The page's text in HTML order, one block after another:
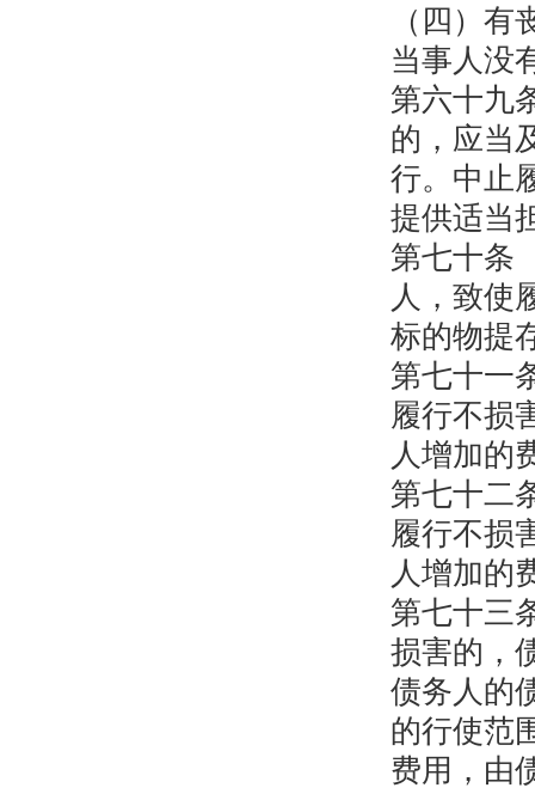
（四）
当事人没
第六十九
的，应当
行。中止
提供适当
第七十条
人，致使
标的物提
第七十一
履行不损
人增加的
第七十二
履行不损
人增加的
第七十三
损害的，
债务人的
的行使范
费用，由